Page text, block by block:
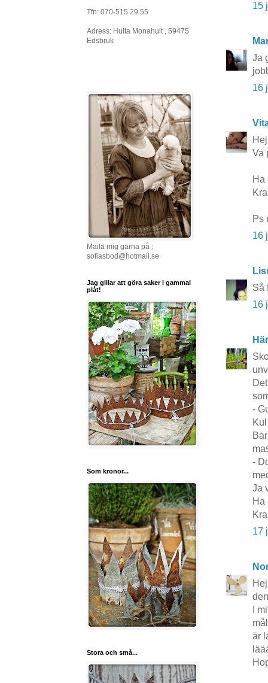
15
Ja
16
Va
Ha
Ps
16
Så
16
-
-
Ja
Ha
17
I
är
Tfn: 070-515 29 55
Adress: Hulta Monahult , 59475
Edsbruk
Maila mig gärna på :
sofiasbod@hotmail.se
Jag gillar att göra saker i gammal
plåt!
Som kronor...
Stora och små...